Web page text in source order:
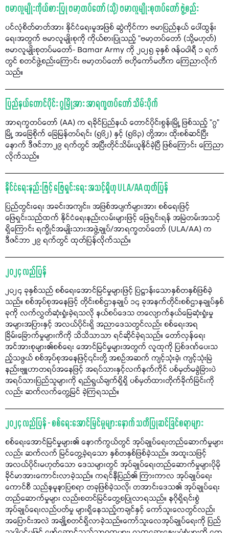
ဗမာလူမျိုးကိုယ်စားပြု ဗမာ့တပ်တော် (သို့) ဗမာလူမျိုးစုတပ်တော် ဖွဲ့စည်း
ပင်လုံစိတ်ဓာတ်အား နိုင်ငံရေးမူအဖြစ် ဆွဲကိုင်ကာ ဗမာပြည်နယ် ပေါ်ထွန်း
ရေးအတွက် ဗမာလူမျိုးစုကို ကိုယ်စားပြုသည့် "ဗမာ့တပ်တော် (သို့မဟုတ်)
ဗမာလူမျိုးစုတပ်မတော်- Bamar Army ကို ၂၀၂၅ ခုနှစ် ဇန်ဝဝါရီ ၁ ရက်
တွင် စတင်ဖွဲ့စည်းကြောင်း ဗမာ့တပ်တော် ဗဟိုကော်မတီက ကြေညာလိုက်
သည်။
ပြည်နယ်တောင်ပိုင်း ဂွမြို့အား အာရက္ခတပ်တော် သိမ်းပိုက်
အာရက္ခတပ်တော် (AA) က ရခိုင်ပြည်နယ် တောင်ပိုင်းစွန်းမြို့ ဖြစ်သည့် "ဂွ"
မြို့ အခြေစိုက် ခြေမြန်တပ်ရင်း (၅၆၂) နှင့် (၅၆၃) တို့အား ထိုးစစ်ဆင်ပြီး
နောက် ဒီဇင်ဘာ၂၉ ရက်တွင် အပြီးတိုင်သိမ်းယူနိုင်ခဲ့ပြီ ဖြစ်ကြောင်း ကြေညာ
လိုက်သည်။
နိုင်ငံရေးနည်းဖြင့် ဖြေရှင်းရေး အသင့်ရှိဟု ULA/AA ထုတ်ပြန်
ပြည်တွင်းရေး အခင်းအကျင်း၊ အဖြစ်အပျက်များအား စစ်ရေးဖြင့်
ဖြေရှင်းသည်ထက် နိုင်ငံရေးနည်းလမ်းများဖြင့် ဖြေရှင်းရန် အမြဲတမ်းအသင့်
ရှိကြောင်း ရက္ခိုင်အမျိုးသားအဖွဲ့ချုပ်/အာရက္ခတပ်တော် (ULA/AA) က
ဒီဇင်ဘာ ၂၉ ရက်တွင် ထုတ်ပြန်လိုက်သည်။
၂၀၂၄ လည်ပြန်
၂၀၂၄ ခုနှစ်သည် စစ်ရေးအောင်မြင်မှုများဖြင့် ပြဋ္ဌာန်းသောနှစ်တနှစ်ဖြစ်ခဲ့
သည်။ စစ်အုပ်စုအနေဖြင့် တိုင်းစစ်ဌာနချုပ် ၁၄ ခုအနက်တိုင်းစစ်ဌာနချုပ်နှစ်
ခုကို လက်လွှတ်ဆုံးရှုံးခဲ့ရသလို နယ်စပ်ဒေသ တလျောက်နယ်မြေဆုံးရှုံးမှု
အများအပြားနှင့် အလယ်ပိုင်းရှိ အညာဒေသတွင်လည်း စစ်ရေးအရ
ခြိမ်းခြောက်မှုများကိကို သိသိသာသာ ရင်ဆိုင်ခဲ့ရသည်။ တော်လှန်ရေး
အင်အားစုများ၏စစ်ရေး အောင်မြင်မှုများအတွက် လူထုကို ပြစ်ဒဏ်ပေးသ
ည့်သဖွယ် စစ်အုပ်စုအနေဖြင့်၎င်းတို့ အစဉ်အဆက် ကျင့်သုံးခဲ့၊ ကျင့်သုံးမြဲ
နည်းဗျူဟာတရပ်အနေဖြင့် အရပ်သားနှင့်လက်နက်ကိုင် ပစ်မှတ်မခွဲခြားပဲ
အရပ်သားပြည်သူများကို ရည်ရွယ်ချက်ရှိရှိ ပစ်မှတ်ထားတိုက်ခိုက်ခြင်းကို
လည်း ဆက်လက်တွေ့မြင် ခဲ့ကြရသည်။
၂၀၂၄ လည်ပြန် - စစ်ရေးအောင်မြင်မှုများနောက် သတိပြုဆင်ခြင်စရာများ
စစ်ရေးအောင်မြင်မှုများ၏ နောက်ကွယ်တွင် အုပ်ချုပ်ရေးတည်ဆောက်မှုများ
လည်း ဆက်လက် မြင်တွေ့ခဲ့ရသော နှစ်တနှစ်ဖြစ်ခဲ့သည်။ အထူးသဖြင့်
အလယ်ပိုင်းမဟုတ်သော ဒေသများတွင် အုပ်ချုပ်ရေးတည်ဆောက်မှုများပိုမို
ခိုင်မာအားကောင်းလာခဲ့သည်။ ကရင်နီပြည်၏ ကြားကာလ အုပ်ချုပ်ရေး
ကောင်စီ သည်နမူနာပြစရာ တခုဖြစ်ခဲ့သလို၊ တအာင်းဒေသ၏ အုပ်ချုပ်ရေး
တည်ဆောက်မှုများ လည်းစတင်မြင်တွေ့စပြုလာရသည်။ နဂိုရှိရင်းစွဲ
အုပ်ချုပ်ရေးလည်ပတ်မှု များရှိနေသည့်ကချင်နှင့် ကော်သူးလေတွင်လည်း
အပြောင်းအလဲ အချို့စတင်ရှိလာခဲ့သည်။ကော်သူးလေအုပ်ချုပ်ရေးကို ပြည်